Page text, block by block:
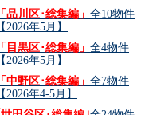
「品川区･総集編」 全10物件
【2026年5月】
「目黒区･総集編」 全4物件
【2026年5月】
「中野区･総集編」 全7物件
【2026年4-5月】